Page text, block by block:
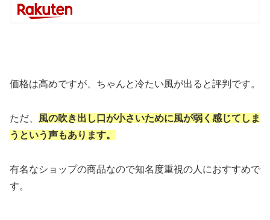
価格は高めですが、ちゃんと冷たい風が出ると評判です。
ただ、 風の吹き出し口が小さいために風が弱く感じてしま
うという声もあります。
有名なショップの商品なので知名度重視の人におすすめで
す。